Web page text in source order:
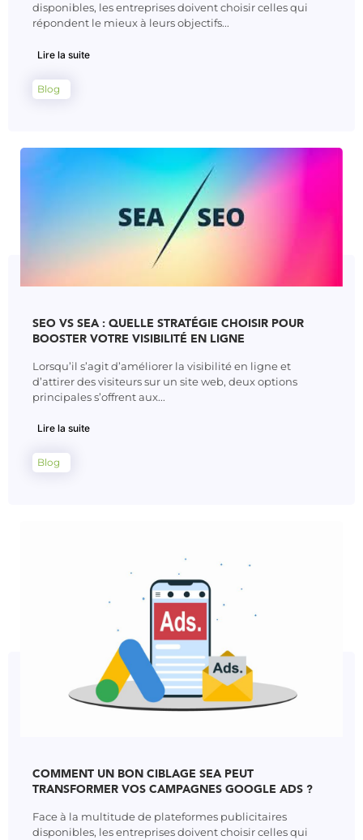
disponibles, les entreprises doivent choisir celles qui
répondent le mieux à leurs objectifs...
Lire la suite
Blog
SEO VS SEA : QUELLE STRATÉGIE CHOISIR POUR
BOOSTER VOTRE VISIBILITÉ EN LIGNE
Lorsqu’il s’agit d’améliorer la visibilité en ligne et
d’attirer des visiteurs sur un site web, deux options
principales s’offrent aux...
Lire la suite
Blog
COMMENT UN BON CIBLAGE SEA PEUT
TRANSFORMER VOS CAMPAGNES GOOGLE ADS ?
Face à la multitude de plateformes publicitaires
disponibles, les entreprises doivent choisir celles qui